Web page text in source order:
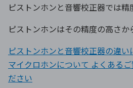
ピストンホンと音響校正器では
ピストンホンはその精度の高さ
ピストンホンと音響校正器の違い
マイクロホンについて よくある
ださい